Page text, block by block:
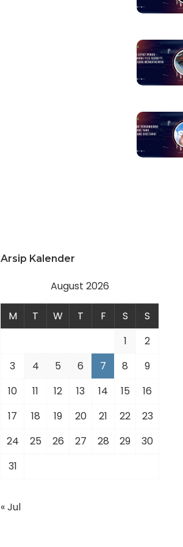
Arsip Kalender
August 2026
M T W T F S
S
1
2
3
4 5 6 7 8
9
10
11 12 13 14 15
16
17
18 19 20 21 22
23
24
25 26 27 28 29
30
31
« Jul